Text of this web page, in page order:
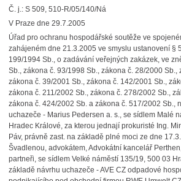
Č. j.: S 509, 510-R/05/140/Ná
V Praze dne 29.7.2005
Úřad pro ochranu hospodářské soutěže ve
zahájeném dne 21.3.2005 ve smyslu ustanovení §
199/1994 Sb., o zadávání veřejných zakázek, ve
Sb., zákona č. 93/1998 Sb., zákona č. 28/2000 Sb.,
zákona č. 39/2001 Sb., zákona č. 142/2001 Sb.,
zákona č. 211/2002 Sb., zákona č. 278/2002 Sb.,
zákona č. 424/2002 Sb. a zákona č. 517/2002 Sb.,
uchazeče - Marius Pedersen a. s., se sídlem Malé
Hradec Králové, za kterou jednají prokuristé Ing.
Páv, právně zast. na základě plné moci ze dne
Švadlenou, advokátem, Advokátní kancelář
partneři, se sídlem Velké náměstí 135/19, 500 03
základě návrhu uchazeče - AVE CZ odpadové